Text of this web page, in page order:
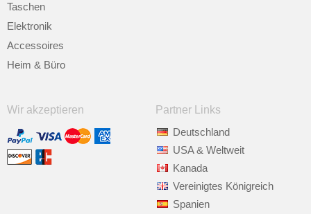
Taschen
Elektronik
Accessoires
Heim & Büro
Wir akzeptieren
Partner Links
Deutschland
USA & Weltweit
Kanada
Vereinigtes Königreich
Spanien